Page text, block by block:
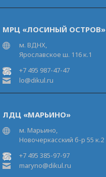
МРЦ «ЛОСИНЫЙ ОСТРОВ»
м. ВДНХ,
Ярославское ш. 116 к.1
+7 495 987-47-47
lo@dikul.ru
ЛДЦ «МАРЬИНО»
м. Марьино,
Новочеркасский б-р 55 к.2
+7 495 385-97-97
maryno@dikul.ru